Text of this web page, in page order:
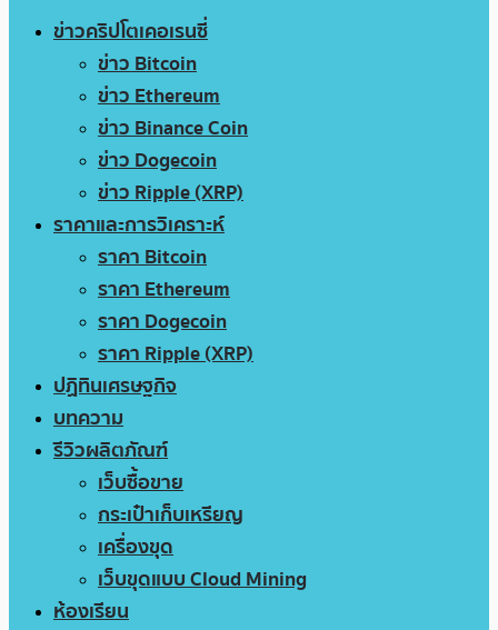
ข่าวคริปโตเคอเรนซี่
ข่าว Bitcoin
ข่าว Ethereum
ข่าว Binance Coin
ข่าว Dogecoin
ข่าว Ripple (XRP)
ราคาและการวิเคราะห์
ราคา Bitcoin
ราคา Ethereum
ราคา Dogecoin
ราคา Ripple (XRP)
ปฏิทินเศรษฐกิจ
บทความ
รีวิวผลิตภัณฑ์
เว็บซื้อขาย
กระเป๋าเก็บเหรียญ
เครื่องขุด
เว็บขุดแบบ Cloud Mining
ห้องเรียน